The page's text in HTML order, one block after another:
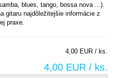
blues, tango, bossa nova ...).
gitaru najdôležitejšie informácie z
praxe.
4,00 EUR / ks.
4,00 EUR / ks.